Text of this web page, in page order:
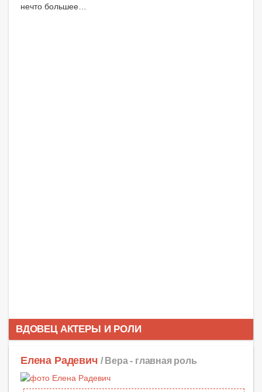
нечто большее…
ВДОВЕЦ АКТЕРЫ И РОЛИ
Елена Радевич / Вера - главная роль